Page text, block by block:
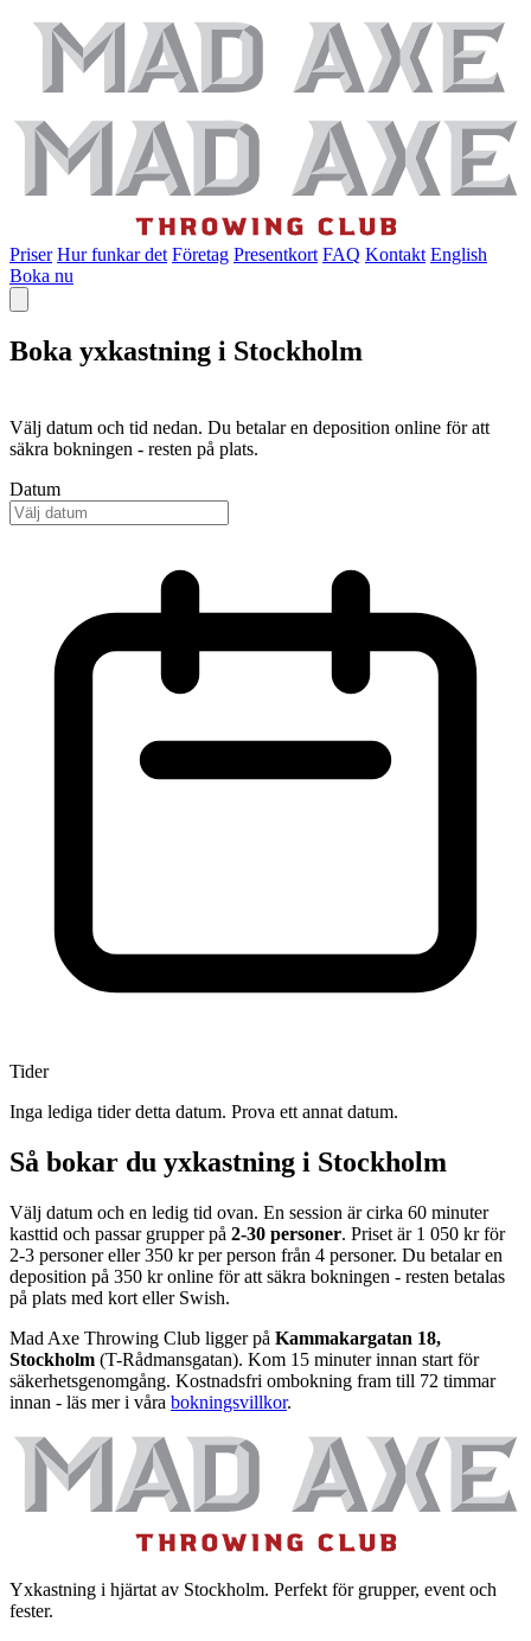
Priser Hur funkar det Företag Presentkort FAQ Kontakt English
Boka nu
Boka yxkastning i Stockholm
Välj datum och tid nedan. Du betalar en deposition online för att
säkra bokningen - resten på plats.
Datum
Tider
Inga lediga tider detta datum. Prova ett annat datum.
Så bokar du yxkastning i Stockholm
Välj datum och en ledig tid ovan. En session är cirka 60 minuter
kasttid och passar grupper på 2-30 personer. Priset är 1 050 kr för
2-3 personer eller 350 kr per person från 4 personer. Du betalar en
deposition på 350 kr online för att säkra bokningen - resten betalas
på plats med kort eller Swish.
Mad Axe Throwing Club ligger på Kammakargatan 18,
Stockholm (T-Rådmansgatan). Kom 15 minuter innan start för
säkerhetsgenomgång. Kostnadsfri ombokning fram till 72 timmar
innan - läs mer i våra bokningsvillkor.
Yxkastning i hjärtat av Stockholm. Perfekt för grupper, event och
fester.